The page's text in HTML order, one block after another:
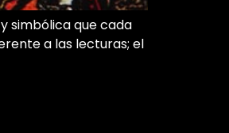
simbólica que cada
a las lecturas; el